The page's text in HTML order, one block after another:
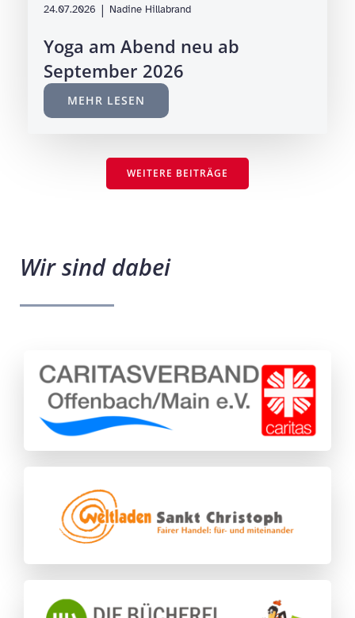
24.07.2026 | Nadine Hillabrand
Yoga am Abend neu ab
September 2026
MEHR LESEN
WEITERE BEITRÄGE
Wir sind dabei